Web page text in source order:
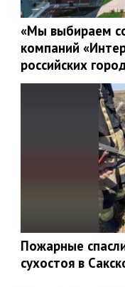
«Мы выбираем
компаний
российских
Пожарные
сухостоя в